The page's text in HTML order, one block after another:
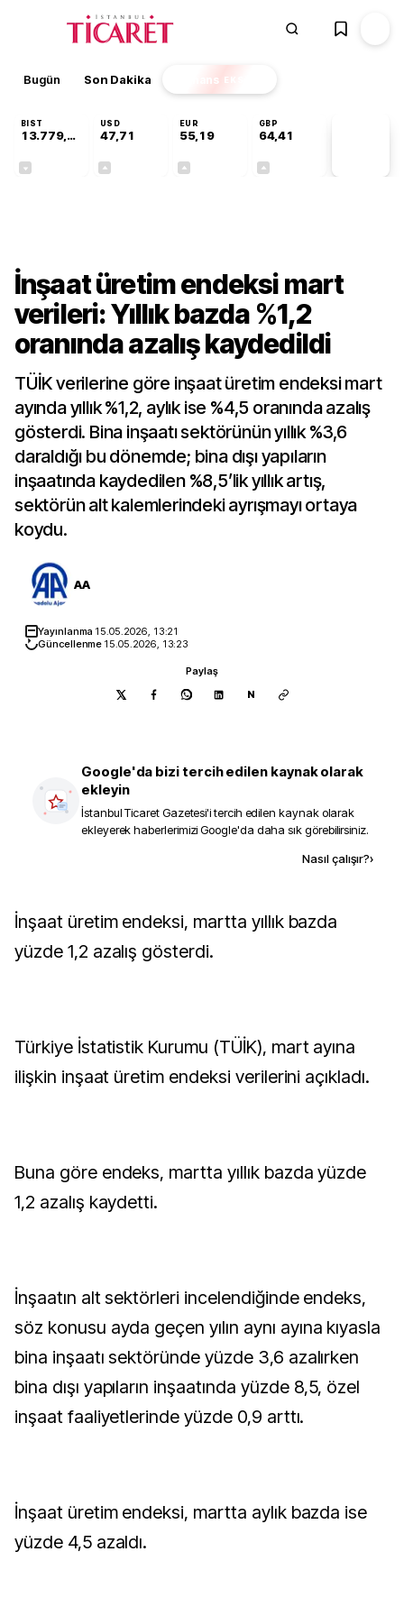
Bugün Son Dakika Finans EKSTRA
BIST
13.779,39
USD
47,71
EUR
55,19
GBP
64,41
İnşaat üretim endeksi mart
verileri: Yıllık bazda %1,2
oranında azalış kaydedildi
TÜİK verilerine göre inşaat üretim endeksi mart
ayında yıllık %1,2, aylık ise %4,5 oranında azalış
gösterdi. Bina inşaatı sektörünün yıllık %3,6
daraldığı bu dönemde; bina dışı yapıların
inşaatında kaydedilen %8,5’lik yıllık artış,
sektörün alt kalemlerindeki ayrışmayı ortaya
koydu.
AA
Yayınlanma 15.05.2026, 13:21
Güncellenme 15.05.2026, 13:23
Paylaş
N
Google'da bizi tercih edilen kaynak olarak
ekleyin
İstanbul Ticaret Gazetesi'i tercih edilen kaynak olarak
ekleyerek haberlerimizi Google'da daha sık görebilirsiniz.
Nasıl çalışır?›
İnşaat üretim endeksi, martta yıllık bazda
yüzde 1,2 azalış gösterdi.
Türkiye İstatistik Kurumu (TÜİK), mart ayına
ilişkin inşaat üretim endeksi verilerini açıkladı.
Buna göre endeks, martta yıllık bazda yüzde
1,2 azalış kaydetti.
İnşaatın alt sektörleri incelendiğinde endeks,
söz konusu ayda geçen yılın aynı ayına kıyasla
bina inşaatı sektöründe yüzde 3,6 azalırken
bina dışı yapıların inşaatında yüzde 8,5, özel
inşaat faaliyetlerinde yüzde 0,9 arttı.
İnşaat üretim endeksi, martta aylık bazda ise
yüzde 4,5 azaldı.